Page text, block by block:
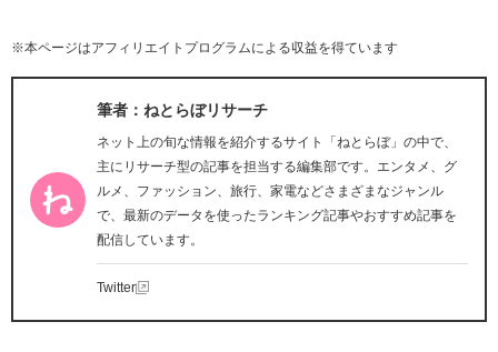
※本ページはアフィリエイトプログラムによる収益を得ています
筆者：ねとらぼリサーチ
ネット上の旬な情報を紹介するサイト「ねとらぼ」の中で、
主にリサーチ型の記事を担当する編集部です。エンタメ、グ
ルメ、ファッション、旅行、家電などさまざまなジャンル
で、最新のデータを使ったランキング記事やおすすめ記事を
配信しています。
Twitter